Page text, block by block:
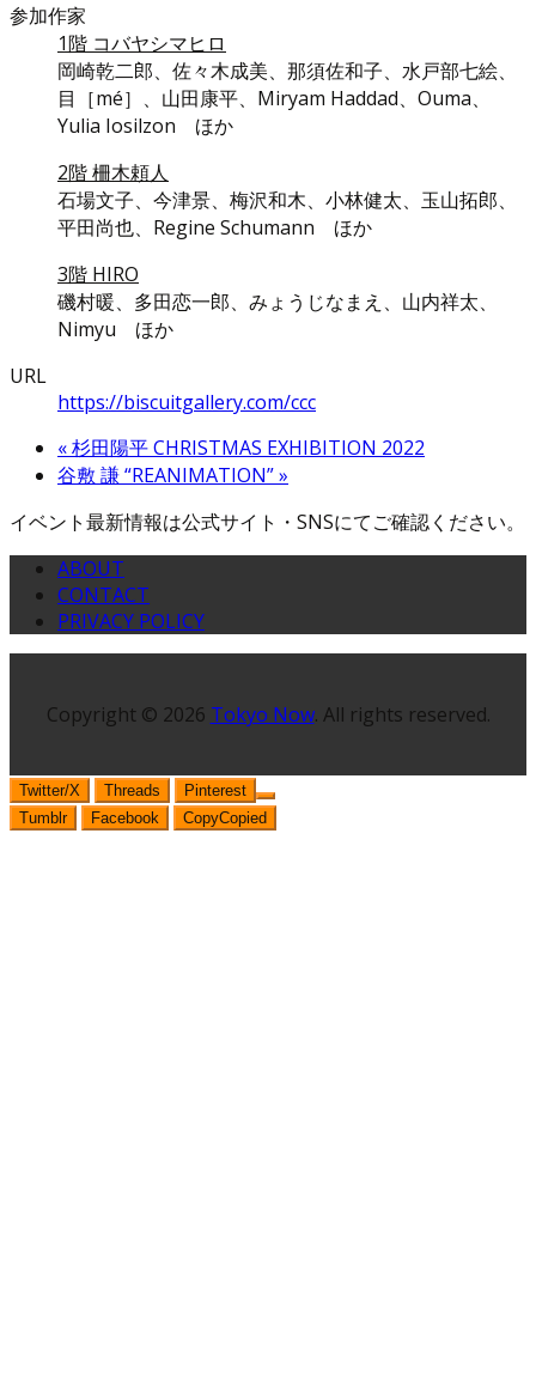
参加作家
1階 コバヤシマヒロ
岡崎乾二郎、佐々木成美、那須佐和子、水戸部七絵、
目［mé］、山田康平、Miryam Haddad、Ouma、
Yulia Iosilzon ほか
2階 柵木頼人
石場文子、今津景、梅沢和木、小林健太、玉山拓郎、
平田尚也、Regine Schumann ほか
3階 HIRO
磯村暖、多田恋一郎、みょうじなまえ、山内祥太、
Nimyu ほか
URL
https://biscuitgallery.com/ccc
«杉田陽平 CHRISTMAS EXHIBITION 2022
谷敷 謙 “REANIMATION”»
イベント最新情報は公式サイト・SNSにてご確認ください。
ABOUT
CONTACT
PRIVACY POLICY
Copyright © 2026 Tokyo Now. All rights reserved.
Twitter/X Threads
Pinterest
Tumblr
Facebook CopyCopied